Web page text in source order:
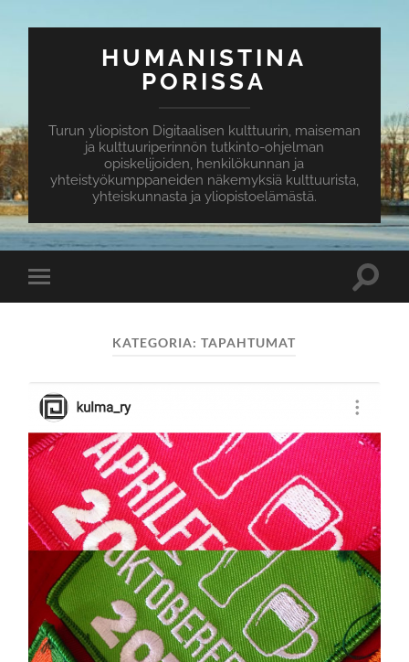
HUMANISTINA
PORISSA
Turun yliopiston Digitaalisen kulttuurin, maiseman
ja kulttuuriperinnön tutkinto-ohjelman
opiskelijoiden, henkilökunnan ja
yhteistyökumppaneiden näkemyksiä kulttuurista,
yhteiskunnasta ja yliopistoelämästä.
Toggle
mobile
Toggle
KATEGORIA:TAPAHTUMAT